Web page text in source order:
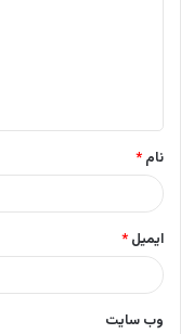
*
نام *
ایمیل *
وب‌ سایت